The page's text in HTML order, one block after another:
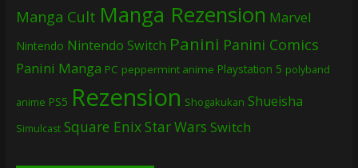
Manga Cult Manga Rezension Marvel
Nintendo Nintendo Switch Panini Panini Comics
Panini Manga PC peppermint anime Playstation 5 polyband
anime PS5 Rezension Shogakukan Shueisha
Simulcast Square EnixStar Wars Switch